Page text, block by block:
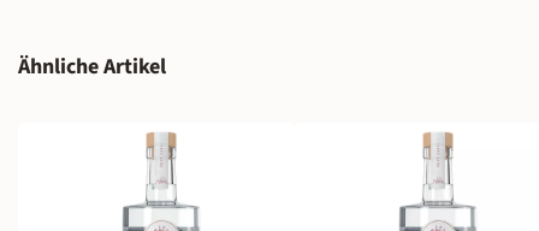
Produktgalerie überspringen
Ähnliche Artikel